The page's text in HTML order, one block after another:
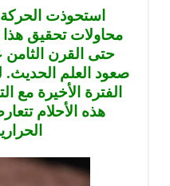
استحوذت
محاولات تحقيق
حتى القرن
صعود العلم الحديث.
الفترة الأخيرة مع
هذه الأحلام